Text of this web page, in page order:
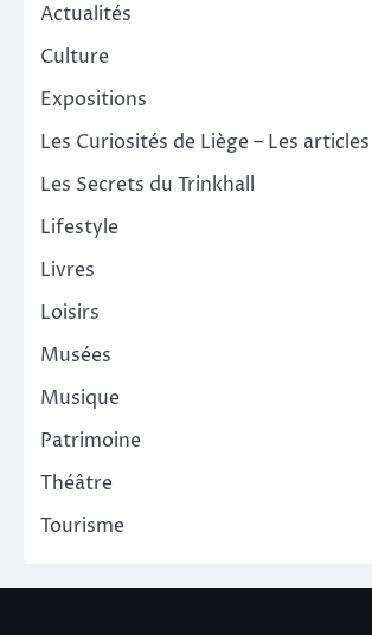
Actualités
Culture
Expositions
Les Curiosités de Liège – Les articles
Les Secrets du Trinkhall
Lifestyle
Livres
Loisirs
Musées
Musique
Patrimoine
Théâtre
Tourisme